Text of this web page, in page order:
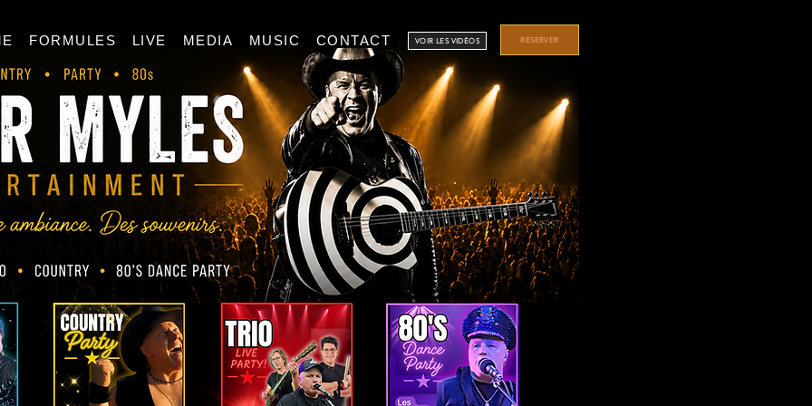
RÉSERVER
VOIR LES VIDÉOS
FORMULES LIVE MEDIA MUSIC CONTACT